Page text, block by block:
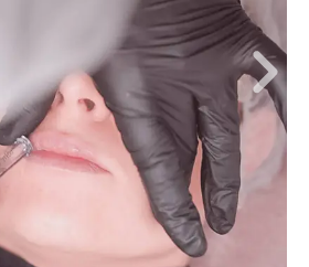
In meinem Studio in Krefeld
Perfektion, dezenten
für mein Handwerk.
biete ich dir hochwertige
Brows, Eyes & Skin – mit einem
und deiner natürlichen
Phibrows Microblading Mit der
kreiere ich feinste
die sich harmonisch in deine
Jedes Ergebnis ist